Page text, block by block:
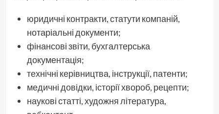
юридичні контракти, статути компаній,
нотаріальні документи;
фінансові звіти, бухгалтерська
документація;
технічні керівництва, інструкції, патенти;
медичні довідки, історії хвороб, рецепти;
наукові статті, художня література,